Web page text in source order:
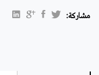
مشاركة: